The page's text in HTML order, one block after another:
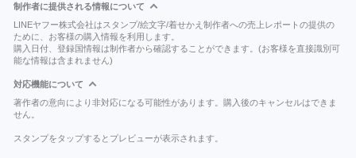
制作者に提供される情報について
LINEヤフー株式会社はスタンプ/絵文字/着せかえ制作者への売上レポートの提供の
ために、お客様の購入情報を利用します。
購入日付、登録国情報は制作者から確認することができます。(お客様を直接識別可
能な情報は含まれません)
対応機能について
著作者の意向により非対応になる可能性があります。購入後のキャンセルはできま
せん。
スタンプをタップするとプレビューが表示されます。